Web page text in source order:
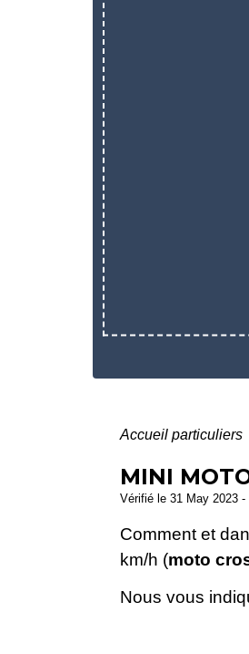
Accueil particuliers
MINI
Vérifié le 31 May 2023
Comment et
km/h (moto
Nous vous